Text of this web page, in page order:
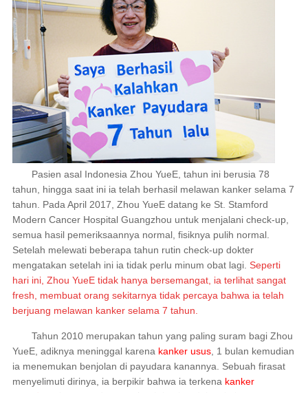
Pasien asal Indonesia Zhou YueE, tahun ini berusia 78
tahun, hingga saat ini ia telah berhasil melawan kanker selama 7
tahun. Pada April 2017, Zhou YueE datang ke St. Stamford
Modern Cancer Hospital Guangzhou untuk menjalani check-up,
semua hasil pemeriksaannya normal, fisiknya pulih normal.
Setelah melewati beberapa tahun rutin check-up dokter
mengatakan setelah ini ia tidak perlu minum obat lagi. Seperti
hari ini, Zhou YueE tidak hanya bersemangat, ia terlihat sangat
fresh, membuat orang sekitarnya tidak percaya bahwa ia telah
berjuang melawan kanker selama 7 tahun.
Tahun 2010 merupakan tahun yang paling suram bagi Zhou
YueE, adiknya meninggal karena kanker usus, 1 bulan kemudian
ia menemukan benjolan di payudara kanannya. Sebuah firasat
menyelimuti dirinya, ia berpikir bahwa ia terkena kanker